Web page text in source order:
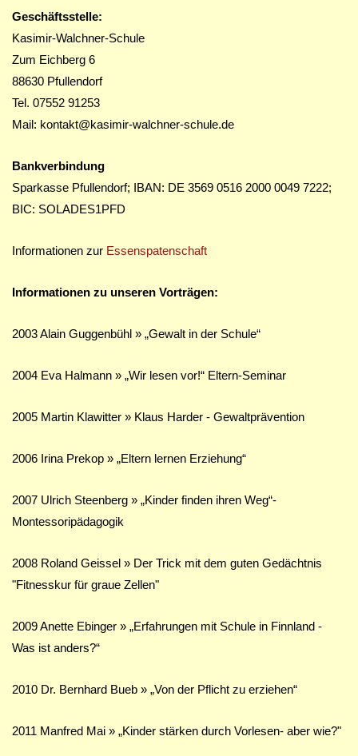
Geschäftsstelle:
Kasimir-Walchner-Schule
Zum Eichberg 6
88630 Pfullendorf
Tel. 07552 91253
Mail: kontakt@kasimir-walchner-schule.de
Bankverbindung
Sparkasse Pfullendorf; IBAN: DE 3569 0516 2000 0049 7222;
BIC: SOLADES1PFD
Informationen zur Essenspatenschaft
Informationen zu unseren Vorträgen:
2003 Alain Guggenbühl » „Gewalt in der Schule“
2004 Eva Halmann » „Wir lesen vor!“ Eltern-Seminar
2005 Martin Klawitter » Klaus Harder - Gewaltprävention
2006 Irina Prekop » „Eltern lernen Erziehung“
2007 Ulrich Steenberg » „Kinder finden ihren Weg“-
Montessoripädagogik
2008 Roland Geissel » Der Trick mit dem guten Gedächtnis
"Fitnesskur für graue Zellen"
2009 Anette Ebinger » „Erfahrungen mit Schule in Finnland -
Was ist anders?“
2010 Dr. Bernhard Bueb » „Von der Pflicht zu erziehen“
2011 Manfred Mai » „Kinder stärken durch Vorlesen- aber wie?"